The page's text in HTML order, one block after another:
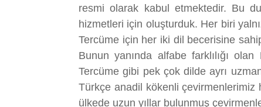
resmi olarak kabul etmektedir. Bu
hizmetleri için oluşturduk. Her biri
Tercüme için her iki dil becerisine
Bunun yanında alfabe farklılığı
Tercüme gibi pek çok dilde ayrı
Türkçe anadil kökenli
ülkede uzun yıllar bulunmuş